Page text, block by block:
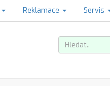
Reklamace Servis